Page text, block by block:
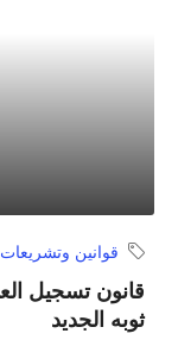
قوانين
قانون تسجيل
ثوبه الجديد